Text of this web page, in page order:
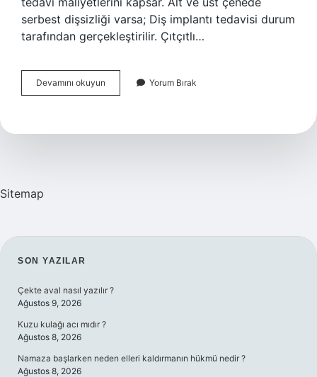
serbest dişsizliği varsa; Diş implantı tedavisi durum
tarafından gerçekleştirilir. Çıtçıtlı…
Devamını okuyun
Besleme
Yorum Bırak
Sitemap
SIDEBAR
SON YAZILAR
Çekte aval nasıl yazılır ?
Ağustos 9, 2026
Kuzu kulağı acı mıdır ?
Ağustos 8, 2026
Namaza başlarken neden elleri kaldırmanın hükmü nedir ?
Ağustos 8, 2026